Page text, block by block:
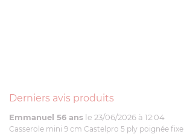
Derniers avis produits
Emmanuel 56 ans le 23/06/2026 à 12:04
Casserole mini 9 cm Castelpro 5 ply poignée fixe